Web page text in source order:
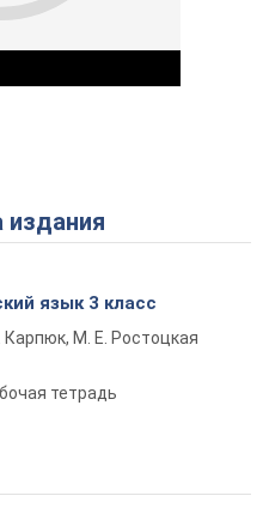
Play Video
издания
язык 3 класс
Карпюк, М. Е. Ростоцкая
тетрадь